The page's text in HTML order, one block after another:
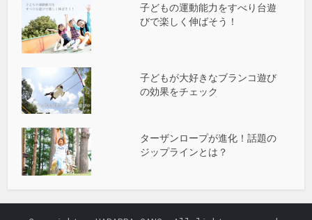
子どもの運動能力をすべり台遊
びで楽しく伸ばそう！
子どもが大好きなブランコ遊び
の効果をチェック
ターザンロープが進化！話題の
ジップラインとは？